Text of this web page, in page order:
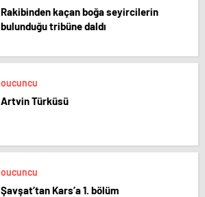
Rakibinden kaçan boğa seyircilerin
bulunduğu tribüne daldı
oucuncu
Artvin Türküsü
oucuncu
Şavşat’tan Kars’a 1. bölüm